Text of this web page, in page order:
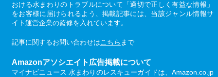
おける水まわりのトラブルについて「適切で正しく有益な情報」
をお客様に届けられるよう、掲載記事には、当該ジャンル情報サ
イト運営企業の監修を入れています。
記事に関するお問い合わせはこちら まで
Amazonアソシエイト広告掲載について
マイナビニュース 水まわりのレスキューガイドは、Amazon.co.jp